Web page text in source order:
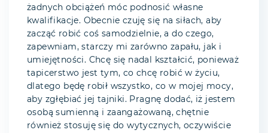
żadnych obciążeń móc podnosić własne
kwalifikacje. Obecnie czuję się na siłach, aby
zacząć robić coś samodzielnie, a do czego,
zapewniam, starczy mi zarówno zapału, jak i
umiejętności. Chcę się nadal kształcić, ponieważ
tapicerstwo jest tym, co chcę robić w życiu,
dlatego będę robił wszystko, co w mojej mocy,
aby zgłębiać jej tajniki. Pragnę dodać, iż jestem
osobą sumienną i zaangażowaną, chętnie
również stosuję się do wytycznych, oczywiście